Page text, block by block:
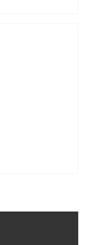
pestaña nueva